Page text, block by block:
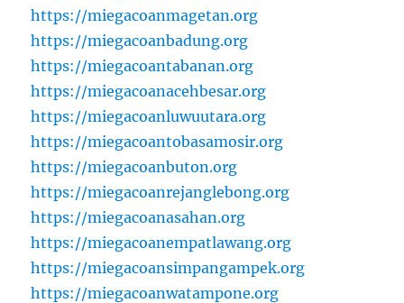
https://miegacoanmagetan.org
https://miegacoanbadung.org
https://miegacoantabanan.org
https://miegacoanacehbesar.org
https://miegacoanluwuutara.org
https://miegacoantobasamosir.org
https://miegacoanbuton.org
https://miegacoanrejanglebong.org
https://miegacoanasahan.org
https://miegacoanempatlawang.org
https://miegacoansimpangampek.org
https://miegacoanwatampone.org